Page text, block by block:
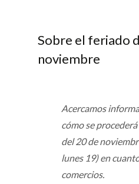
Sobre el feriado
noviembre
Acercamos
cómo se
del 20 de
lunes 19) en
comercios.